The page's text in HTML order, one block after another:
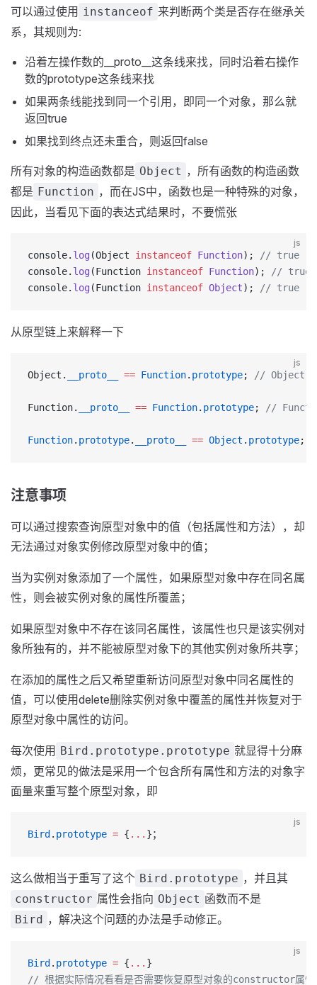
可以通过使用 instanceof 来判断两个类是否存在继承关
系，其规则为:
沿着左操作数的__proto__这条线来找，同时沿着右操作
数的prototype这条线来找
如果两条线能找到同一个引用，即同一个对象，那么就
返回true
如果找到终点还未重合，则返回false
所有对象的构造函数都是 Object ，所有函数的构造函数
都是 Function ，而在JS中，函数也是一种特殊的对象，
因此，当看见下面的表达式结果时，不要慌张
js
console. log (Object instanceof Function);
// true
console. log (Function instanceof Function);
// true
console. log (Function instanceof Object); // true
从原型链上来解释一下
js
Object. __proto__ == Function. prototype; // Object()
Function. __proto__ == Function. prototype; //
Function. prototype. __proto__ == Object . prototype;
注意事项
可以通过搜索查询原型对象中的值（包括属性和方法），却
无法通过对象实例修改原型对象中的值；
当为实例对象添加了一个属性，如果原型对象中存在同名属
性，则会被实例对象的属性所覆盖；
如果原型对象中不存在该同名属性，该属性也只是该实例对
象所独有的，并不能被原型对象下的其他实例对象所共享；
在添加的属性之后又希望重新访问原型对象中同名属性的
值，可以使用delete删除实例对象中覆盖的属性并恢复对于
原型对象中属性的访问。
每次使用 Bird.prototype.prototype 就显得十分麻
烦，更常见的做法是采用一个包含所有属性和方法的对象字
面量来重写整个原型对象，即
js
Bird . prototype = { ... }；
这么做相当于重写了这个 Bird.prototype ，并且其
constructor 属性会指向 Object 函数而不是
Bird ，解决这个问题的办法是手动修正。
js
Bird . prototype = { ... }
// 根据实际情况看看是否需要恢复原型对象的constructor属性